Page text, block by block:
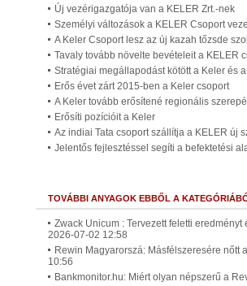
Új vezérigazgatója van a KELER Zrt.-nek
Személyi változások a KELER Csoport
A Keler Csoport lesz az új kazah tőzsde
Tavaly tovább növelte bevételeit a KELER
Stratégiai megállapodást kötött a Keler és
Erős évet zárt 2015-ben a Keler csoport
A Keler tovább erősítené regionális
Erősíti pozícióit a Keler
Az indiai Tata csoport szállítja a KELER új
Jelentős fejlesztéssel segíti a befektetési
TOVÁBBI ANYAGOK EBBŐL A
Zwack Unicum : Tervezett feletti
2026-07-02 12:58
Rewin Magyarorszá: Másfélszeresére
10:56
Bankmonitor.hu: Miért olyan népszerű a